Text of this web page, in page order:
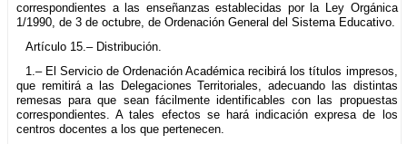
correspondientes a las enseñanzas establecidas por la Ley Orgánica
1/1990, de 3 de octubre, de Ordenación General del Sistema Educativo.
Artículo 15.– Distribución.
1.– El Servicio de Ordenación Académica recibirá los títulos impresos,
que remitirá a las Delegaciones Territoriales, adecuando las distintas
remesas para que sean fácilmente identificables con las propuestas
correspondientes. A tales efectos se hará indicación expresa de los
centros docentes a los que pertenecen.